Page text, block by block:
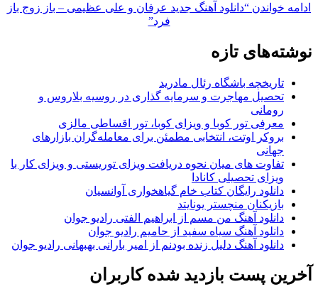
ادامه خواندن “دانلود آهنگ جدید عرفان و علی عظیمی – باز زوج باز
فرد”
نوشته‌های تازه
تاریخچه باشگاه رئال مادرید
تحصیل مهاجرت و سرمایه گذاری در روسیه بلاروس و
رومانی
معرفی تور کوبا و ویزای کوبا، تور اقساطی مالزی
بروکر اوتت، انتخابی مطمئن برای معامله‌گران بازارهای
جهانی
تفاوت های میان نحوه دریافت ویزای توریستی و ویزای کار با
ویزای تحصیلی کانادا
دانلود رایگان کتاب خام گیاهخواری آوانسیان
بازیکنان منچستر یونایتد
دانلود آهنگ من مسم از ابراهیم الفتی رادیو جوان
دانلود آهنگ سیاه سفید از حامیم رادیو جوان
دانلود آهنگ دلیل زنده بودنم از امیر بارانی بهبهانی رادیو جوان
آخرین پست بازدید شده کاربران